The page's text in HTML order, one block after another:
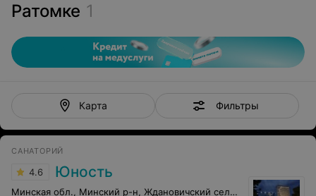
Ратомке 1
Карта Фильтры
САНАТОРИЙ
4.6 Юность
Минская обл., Минский р-н, Ждановичский сельсовет, 67